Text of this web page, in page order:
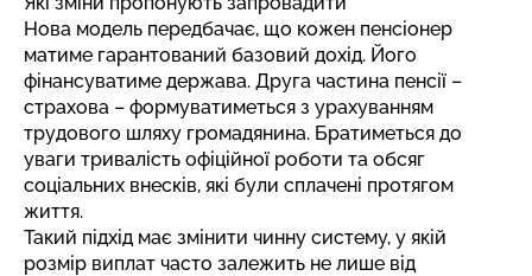
Нова модель передбачає, що кожен пенсіонер
матиме гарантований базовий дохід. Його
фінансуватиме держава. Друга частина пенсії –
страхова – формуватиметься з урахуванням
трудового шляху громадянина. Братиметься до
уваги тривалість офіційної роботи та обсяг
соціальних внесків, які були сплачені протягом
життя.
Такий підхід має змінити чинну систему, у якій
розмір виплат часто залежить не лише від